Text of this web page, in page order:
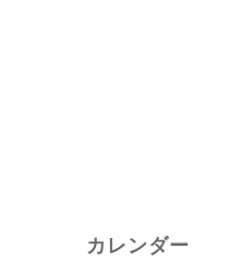
カレンダー